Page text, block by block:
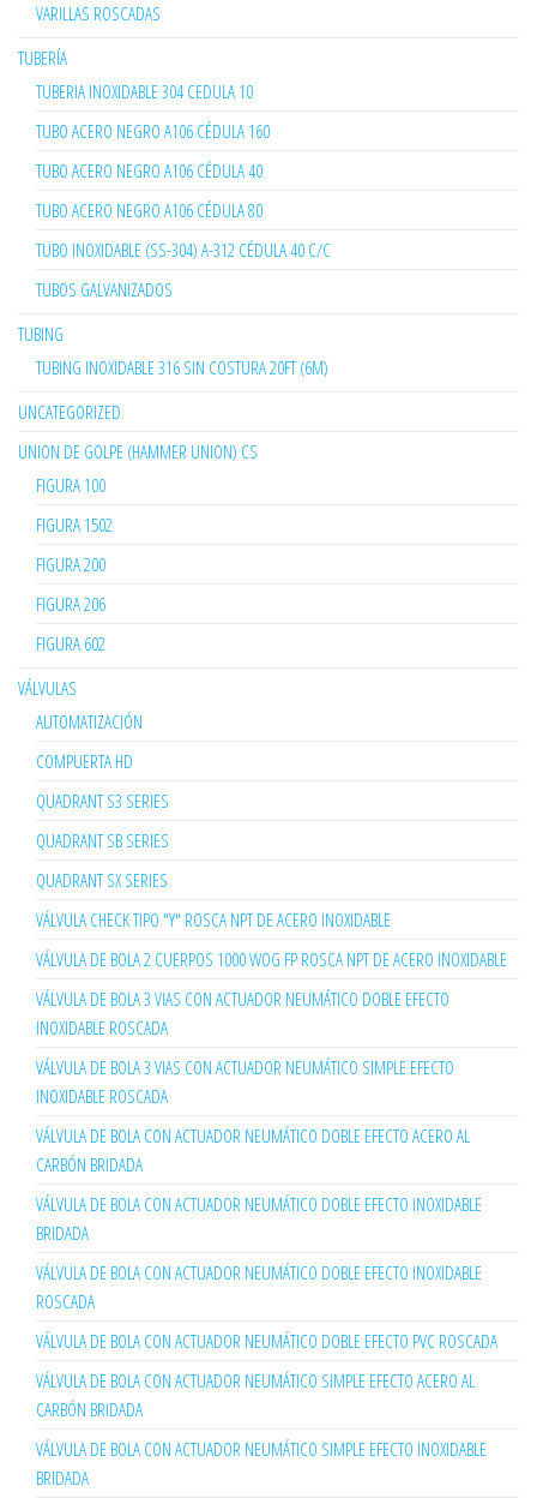
VARILLAS ROSCADAS
TUBERÍA
TUBERIA INOXIDABLE 304 CEDULA 10
TUBO ACERO NEGRO A106 CÉDULA 160
TUBO ACERO NEGRO A106 CÉDULA 40
TUBO ACERO NEGRO A106 CÉDULA 80
TUBO INOXIDABLE (SS-304) A-312 CÉDULA 40 C/C
TUBOS GALVANIZADOS
TUBING
TUBING INOXIDABLE 316 SIN COSTURA 20FT (6M)
UNCATEGORIZED
UNION DE GOLPE (HAMMER UNION) CS
FIGURA 100
FIGURA 1502
FIGURA 200
FIGURA 206
FIGURA 602
VÁLVULAS
AUTOMATIZACIÓN
COMPUERTA HD
QUADRANT S3 SERIES
QUADRANT SB SERIES
QUADRANT SX SERIES
VÁLVULA CHECK TIPO "Y" ROSCA NPT DE ACERO INOXIDABLE
VÁLVULA DE BOLA 2 CUERPOS 1000 WOG FP ROSCA NPT DE ACERO INOXIDABLE
VÁLVULA DE BOLA 3 VIAS CON ACTUADOR NEUMÁTICO DOBLE EFECTO
INOXIDABLE ROSCADA
VÁLVULA DE BOLA 3 VIAS CON ACTUADOR NEUMÁTICO SIMPLE EFECTO
INOXIDABLE ROSCADA
VÁLVULA DE BOLA CON ACTUADOR NEUMÁTICO DOBLE EFECTO ACERO AL
CARBÓN BRIDADA
VÁLVULA DE BOLA CON ACTUADOR NEUMÁTICO DOBLE EFECTO INOXIDABLE
BRIDADA
VÁLVULA DE BOLA CON ACTUADOR NEUMÁTICO DOBLE EFECTO INOXIDABLE
ROSCADA
VÁLVULA DE BOLA CON ACTUADOR NEUMÁTICO DOBLE EFECTO PVC ROSCADA
VÁLVULA DE BOLA CON ACTUADOR NEUMÁTICO SIMPLE EFECTO ACERO AL
CARBÓN BRIDADA
VÁLVULA DE BOLA CON ACTUADOR NEUMÁTICO SIMPLE EFECTO INOXIDABLE
BRIDADA